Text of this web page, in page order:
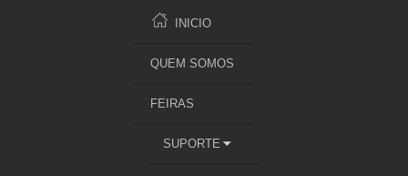
INICIO
QUEM SOMOS
FEIRAS
SUPORTE